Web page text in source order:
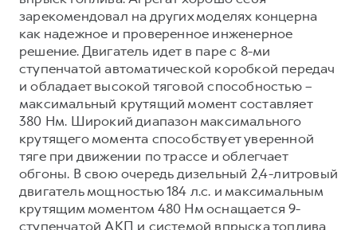
зарекомендовал на других моделях концерна
как надежное и проверенное инженерное
решение. Двигатель идет в паре с 8-ми
ступенчатой автоматической коробкой передач
и обладает высокой тяговой способностью –
максимальный крутящий момент составляет
380 Нм. Широкий диапазон максимального
крутящего момента способствует уверенной
тяге при движении по трассе и облегчает
обгоны. В свою очередь дизельный 2,4-литровый
двигатель мощностью 184 л.с. и максимальным
крутящим моментом 480 Нм оснащается 9-
ступенчатой АКП и системой впрыска топлива